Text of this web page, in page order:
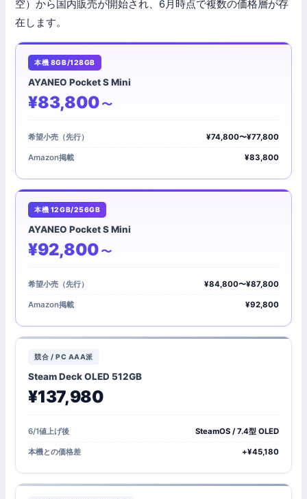
空）から国内販売が開始され、6月時点で複数の価格層が存
在します。
本機 8GB/128GB
AYANEO Pocket S Mini
¥83,800 〜
希望小売（先行） ¥74,800〜¥77,800
Amazon掲載 ¥83,800
本機 12GB/256GB
AYANEO Pocket S Mini
¥92,800 〜
希望小売（先行） ¥84,800〜¥87,800
Amazon掲載 ¥92,800
競合 / PC AAA派
Steam Deck OLED 512GB
¥137,980
6/1値上げ後 SteamOS / 7.4型 OLED
本機との価格差 +¥45,180